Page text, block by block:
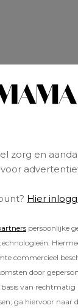
zorg en
Hier
persoonlijke
commercieel
door
van
ga hiervoor naar
had
het
eerste
greep ik
onder de